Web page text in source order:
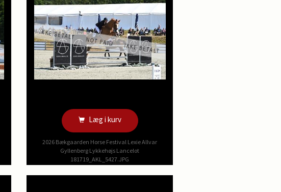
Læg i kurv
2026 Bækgaarden Horse Festival Lexie Allvar
Gyllenberg Lykkehøjs Lancelot
181719_AKL_5427.JPG